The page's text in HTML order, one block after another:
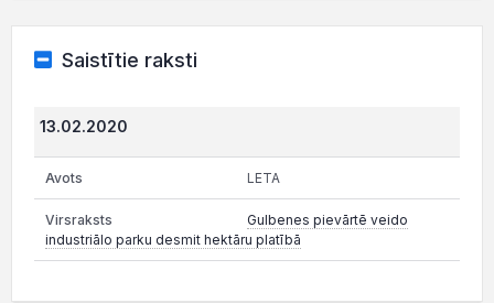
Saistītie raksti
13.02.2020
LETA
Gulbenes pievārtē veido
industriālo parku desmit hektāru platībā